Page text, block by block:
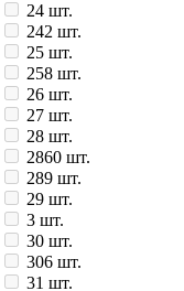
24 шт.
242 шт.
25 шт.
258 шт.
26 шт.
27 шт.
28 шт.
2860 шт.
289 шт.
29 шт.
3 шт.
30 шт.
306 шт.
31 шт.